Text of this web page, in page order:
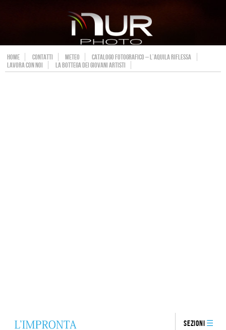
HOME CONTATTI METEO
CATALOGO FOTOGRAFICO – L’AQUILA RIFLESSA
LAVORA CON NOI
LA BOTTEGA DEI GIOVANI ARTISTI
Sezioni